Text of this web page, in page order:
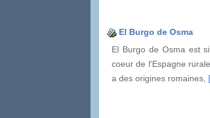
El Burgo de Osma
El Burgo de Osma est
coeur de l'Espagne
a des origines romaines,